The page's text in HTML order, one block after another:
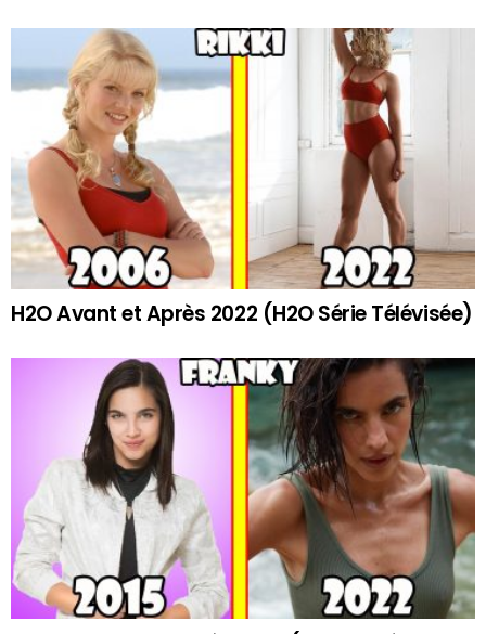
H2O Avant et Après 2022 (H2O Série Télévisée)